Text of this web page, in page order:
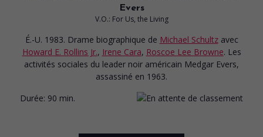
Evers
V.O.: For Us, the Living
É.-U. 1983. Drame biographique de Michael Schultz avec
Howard E. Rollins Jr., Irene Cara, Roscoe Lee Browne. Les
activités sociales du leader noir américain Medgar Evers,
assassiné en 1963.
Durée: 90 min.